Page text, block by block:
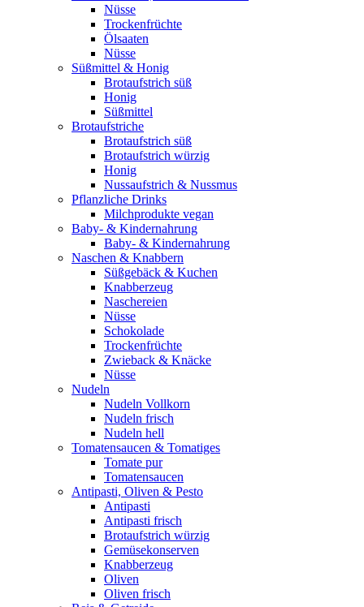
Nüsse
Trockenfrüchte
Ölsaaten
Nüsse
Süßmittel & Honig
Brotaufstrich süß
Honig
Süßmittel
Brotaufstriche
Brotaufstrich süß
Brotaufstrich würzig
Honig
Nussaufstrich & Nussmus
Pflanzliche Drinks
Milchprodukte vegan
Baby- & Kindernahrung
Baby- & Kindernahrung
Naschen & Knabbern
Süßgebäck & Kuchen
Knabberzeug
Naschereien
Nüsse
Schokolade
Trockenfrüchte
Zwieback & Knäcke
Nüsse
Nudeln
Nudeln Vollkorn
Nudeln frisch
Nudeln hell
Tomatensaucen & Tomatiges
Tomate pur
Tomatensaucen
Antipasti, Oliven & Pesto
Antipasti
Antipasti frisch
Brotaufstrich würzig
Gemüsekonserven
Knabberzeug
Oliven
Oliven frisch